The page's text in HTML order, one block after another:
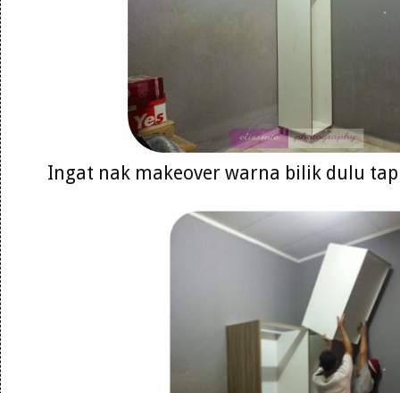
Ingat nak makeover warna bilik dulu